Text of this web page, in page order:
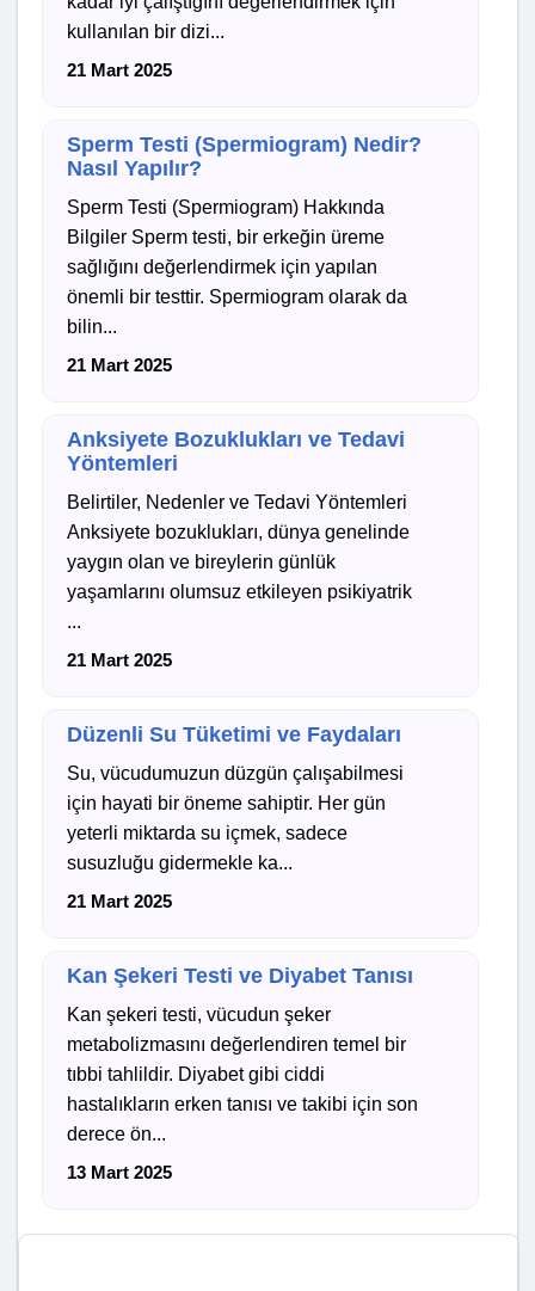
kullanılan bir dizi...
21 Mart 2025
Sperm Testi (Spermiogram) Nedir?
Nasıl Yapılır?
Sperm Testi (Spermiogram) Hakkında
Bilgiler Sperm testi, bir erkeğin üreme
sağlığını değerlendirmek için yapılan
önemli bir testtir. Spermiogram olarak da
bilin...
21 Mart 2025
Anksiyete Bozuklukları ve Tedavi
Yöntemleri
Belirtiler, Nedenler ve Tedavi Yöntemleri
Anksiyete bozuklukları, dünya genelinde
yaygın olan ve bireylerin günlük
yaşamlarını olumsuz etkileyen psikiyatrik
...
21 Mart 2025
Düzenli Su Tüketimi ve Faydaları
Su, vücudumuzun düzgün çalışabilmesi
için hayati bir öneme sahiptir. Her gün
yeterli miktarda su içmek, sadece
susuzluğu gidermekle ka...
21 Mart 2025
Kan Şekeri Testi ve Diyabet Tanısı
Kan şekeri testi, vücudun şeker
metabolizmasını değerlendiren temel bir
tıbbi tahlildir. Diyabet gibi ciddi
hastalıkların erken tanısı ve takibi için son
derece ön...
13 Mart 2025